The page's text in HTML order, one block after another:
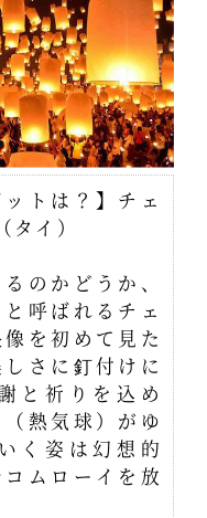
トは？】チェ
イ）
のかどうか、
呼ばれるチェ
を初めて見た
さに釘付けに
と祈りを込め
熱気球）がゆ
く姿は幻想的
ムローイを放